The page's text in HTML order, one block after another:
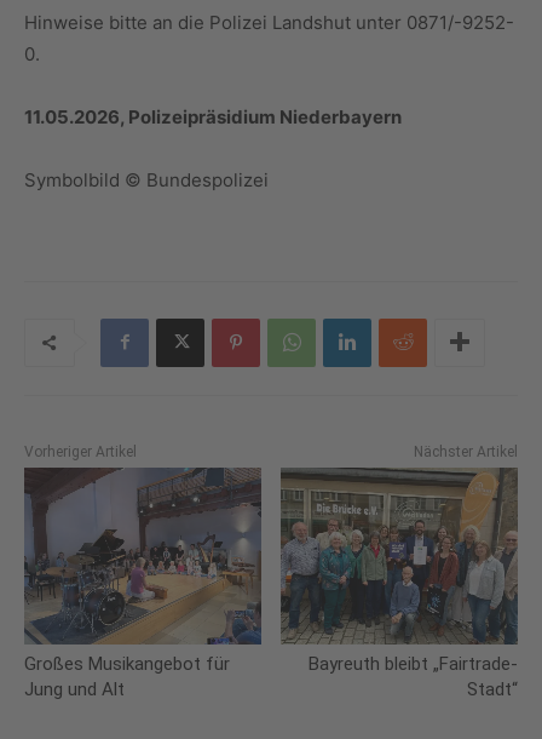
Hinweise bitte an die Polizei Landshut unter 0871/-9252-
0.
11.05.2026, Polizeipräsidium Niederbayern
Symbolbild © Bundespolizei
Vorheriger Artikel
Großes Musikangebot für
Jung und Alt
Nächster Artikel
Bayreuth bleibt „Fairtrade-
Stadt“